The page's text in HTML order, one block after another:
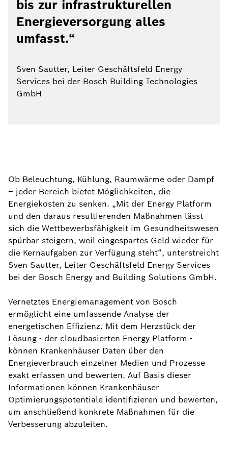
bis zur infrastrukturellen
Energieversorgung alles
umfasst.
Sven Sautter, Leiter Geschäftsfeld Energy
Services bei der Bosch Building Technologies
GmbH
Ob Beleuchtung, Kühlung, Raumwärme oder Dampf
– jeder Bereich bietet Möglichkeiten, die
Energiekosten zu senken. „Mit der Energy Platform
und den daraus resultierenden Maßnahmen lässt
sich die Wettbewerbsfähigkeit im Gesundheitswesen
spürbar steigern, weil eingespartes Geld wieder für
die Kernaufgaben zur Verfügung steht“, unterstreicht
Sven Sautter, Leiter Geschäftsfeld Energy Services
bei der Bosch Energy and Building Solutions GmbH.
Vernetztes Energiemanagement von Bosch
ermöglicht eine umfassende Analyse der
energetischen Effizienz. Mit dem Herzstück der
Lösung - der cloudbasierten Energy Platform -
können Krankenhäuser Daten über den
Energieverbrauch einzelner Medien und Prozesse
exakt erfassen und bewerten. Auf Basis dieser
Informationen können Krankenhäuser
Optimierungspotentiale identifizieren und bewerten,
um anschließend konkrete Maßnahmen für die
Verbesserung abzuleiten.